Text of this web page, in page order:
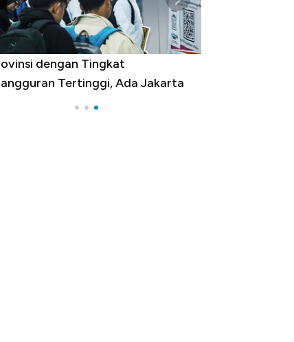
dengan Tingkat
Tertinggi, Ada Jakarta